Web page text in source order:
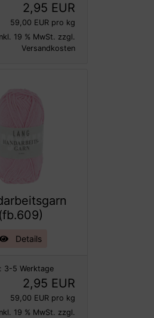
2,95 EUR
59,00 EUR pro kg
19 % MwSt. zzgl.
Versandkosten
(fb.609)
Details
3-5 Werktage
2,95 EUR
59,00 EUR pro kg
19 % MwSt. zzgl.